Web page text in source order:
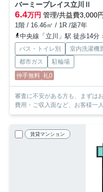
バーミープレイス立川Ⅱ
6.4万円 管理/共益費3,000円
1階 / 16.46㎡ / 1R /築7年
中央線「立川」駅 徒歩14分
バス・トイレ別 室内洗濯機
都市ガス
駐輪場
仲手無料 礼0
審査に不安がある方も、まずはお気軽に
費用・ご収入面など、お客様一
賃貸マンション